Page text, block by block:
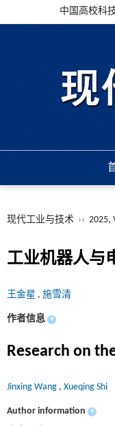
中国高校科
现代工业与技术 ›› 2025,
工业机器人与
王金星 , 施雪清
作者信息 +
Research on
Jinxing Wang , Xueqing Shi
Author information +